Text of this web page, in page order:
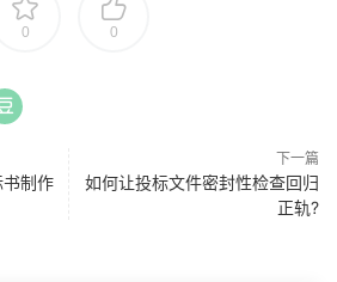
0 0
制作
下一篇
如何让投标文件密封性检查回归
正轨?